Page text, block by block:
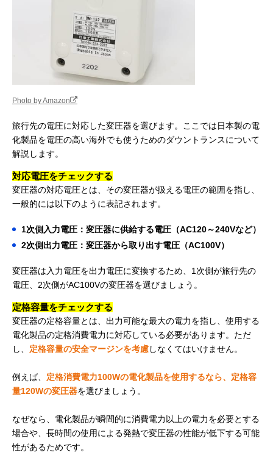
Photo by Amazon
旅行先の電圧に対応した変圧器を選びます。ここでは日本製の電
化製品を電圧の高い海外でも使うためのダウントランスについて
解説します。
対応電圧をチェックする
変圧器の対応電圧とは、その変圧器が扱える電圧の範囲を指し、
一般的には以下のように表記されます。
1次側入力電圧：変圧器に供給する電圧（AC120～240Vなど）
2次側出力電圧：変圧器から取り出す電圧（AC100V）
変圧器は入力電圧を出力電圧に変換するため、1次側が旅行先の
電圧、2次側がAC100Vの変圧器を選びましょう。
定格容量をチェックする
変圧器の定格容量とは、出力可能な最大の電力を指し、使用する
電化製品の定格消費電力に対応している必要があります。ただ
し、 定格容量の安全マージンを考慮しなくてはいけません。
例えば、 定格消費電力100Wの電化製品を使用するなら、定格容
量120Wの変圧器を選びましょう。
なぜなら、電化製品が瞬間的に消費電力以上の電力を必要とする
場合や、長時間の使用による発熱で変圧器の性能が低下する可能
性があるためです。